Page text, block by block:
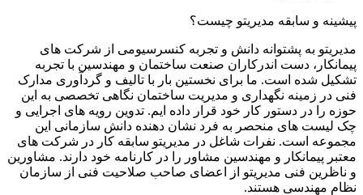
پیشینه و سابقه مدیریتو چیست؟
مدیریتو به پشتوانه دانش و تجربه کنسرسیومی از شرکت های
پیمانکار، دست اندرکاران صنعت ساختمان و مهندسین با تجربه
تشکیل شده است. ما برای نخستین بار با تالیف و گردآوری مدارک
فنی در زمینه نگهداری و مدیریت ساختمان نگاهی تخصصی به این
حوزه را در دستور کار خود قرار داده ایم. تدوین رویه های اجرایی و
چک لیست های منحصر به فرد نشان دهنده دانش سازمانی این
مجموعه است. نفرات شاغل در مدیریتو سابقه کار در شرکت های
معتبر پیمانکار و مهندسین مشاور را در کارنامه خود دارند. مشاورین
و ناظرین فنی مدیریتو از اعضای صاحب صلاحیت فنی از سازمان
نظام مهندسی هستند.